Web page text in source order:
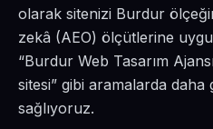
olarak sitenizi Burdur
zekâ (AEO) ölçütlerine
“Burdur Web Tasarım
sitesi” gibi aramalarda daha
sağlıyoruz.